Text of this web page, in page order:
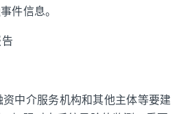
件信息。
中介服务机构和其他主体等要建